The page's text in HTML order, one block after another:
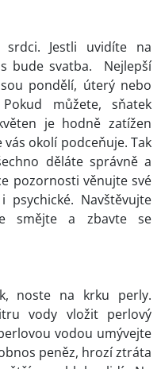
srdci. Jestli uvidíte na
bude svatba. Nejlepší
pondělí, úterý nebo
můžete, sňatek
je hodně zatížen
okolí podceňuje. Tak
děláte správně a
pozornosti věnujte své
Navštěvujte
smějte a zbavte se
noste na krku perly.
vody vložit perlový
vodou umývejte
peněz, hrozí ztráta